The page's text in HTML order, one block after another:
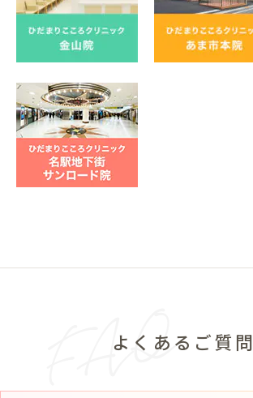
よくあるご質問